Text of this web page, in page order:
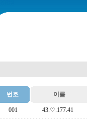
번호 이름
001 43.♡.177.41